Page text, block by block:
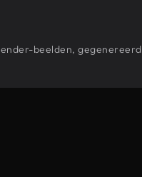
beelden,